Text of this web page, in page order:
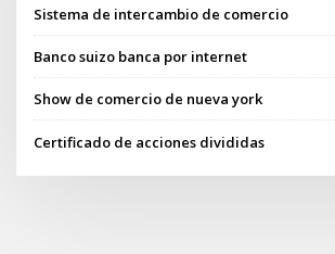
Sistema de intercambio de comercio
Banco suizo banca por internet
Show de comercio de nueva york
Certificado de acciones divididas